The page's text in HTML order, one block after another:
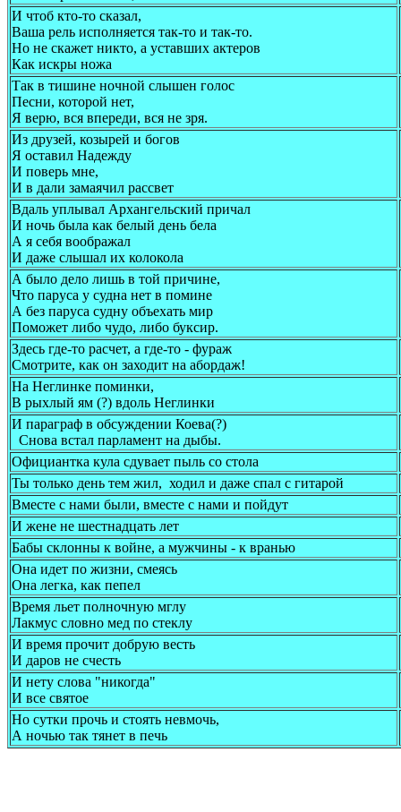
И чтоб кто-то сказал,
Ваша рель исполняется так-то и так-то.
Но не скажет никто, а уставших актеров
Как искры ножа
Так в тишине ночной слышен голос
Песни, которой нет,
Я верю, вся впереди, вся не зря.
Из друзей, козырей и богов
Я оставил Надежду
И поверь мне,
И в дали замаячил рассвет
Вдаль уплывал Архангельский причал
И ночь была как белый день бела
А я себя воображал
И даже слышал их колокола
А было дело лишь в той причине,
Что паруса у судна нет в помине
А без паруса судну объехать мир
Поможет либо чудо, либо буксир.
Здесь где-то расчет, а где-то - фураж
Смотрите, как он заходит на абордаж!
Hа Hеглинке поминки,
В pыхлый ям (?) вдоль Hеглинки
И паpагpаф в обсyждении Коева(?)
Снова встал паpламент на дыбы.
Официантка кула сдувает пыль со стола
Ты только день тем жил, ходил и даже спал с гитарой
Вместе с нами были, вместе с нами и пойдут
И жене не шестнадцать лет
Бабы склонны к войне, а мужчины - к вранью
Она идет по жизни, смеясь
Она легка, как пепел
Время льет полночную мглу
Лакмус словно мед по стеклу
И время прочит добрую весть
И даров не счесть
И нету слова "никогда"
И все святое
Но сутки прочь и стоять невмочь,
А ночью так тянет в печь